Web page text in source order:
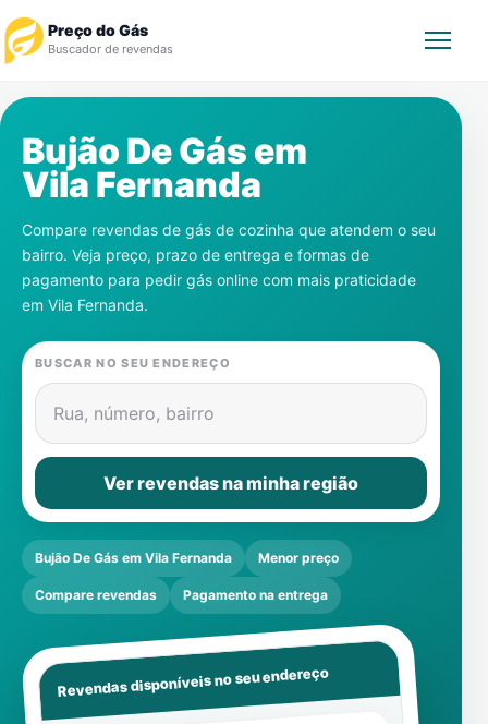
Preço do Gás
Buscador de revendas
Revendedor
Notícias
Cadastre-se
Gás
Contatos
Bujão De Gás em
Vila Fernanda
Compare revendas de gás de cozinha que atendem o seu
bairro. Veja preço, prazo de entrega e formas de
pagamento para pedir gás online com mais praticidade
em Vila Fernanda.
BUSCAR NO SEU ENDEREÇO
Rua, número, bairro
Ver revendas na minha região
Bujão De Gás em Vila Fernanda Menor preço
Compare revendas Pagamento na entrega
Revendas disponíveis no seu endereço